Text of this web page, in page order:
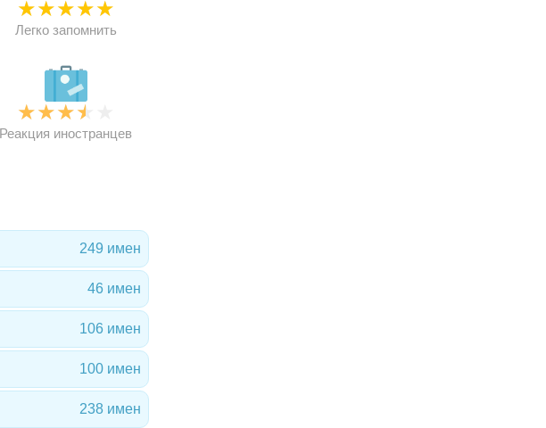
★★★★★
Легко запомнить
★★★★
Реакция иностранцев
249 имен
46 имен
106 имен
100 имен
238 имен